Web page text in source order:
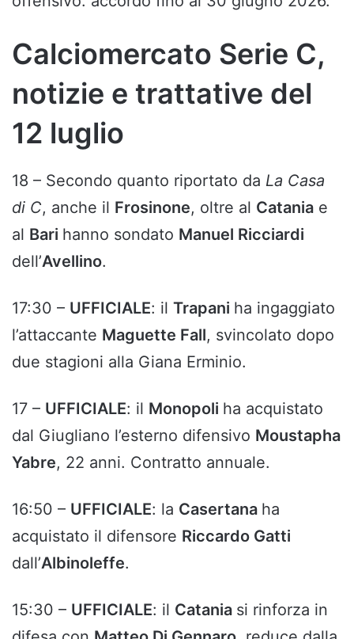
Calciomercato Serie C,
notizie e trattative del
12 luglio
18 – Secondo quanto riportato da La Casa
di C, anche il Frosinone, oltre al Catania e
al Bari hanno sondato Manuel Ricciardi
dell’Avellino.
17:30 – UFFICIALE: il Trapani ha ingaggiato
l’attaccante Maguette Fall, svincolato dopo
due stagioni alla Giana Erminio.
17 – UFFICIALE: il Monopoli ha acquistato
dal Giugliano l’esterno difensivo Moustapha
Yabre, 22 anni. Contratto annuale.
16:50 – UFFICIALE: la Casertana ha
acquistato il difensore Riccardo Gatti
dall’Albinoleffe.
15:30 – UFFICIALE: il Catania si rinforza in